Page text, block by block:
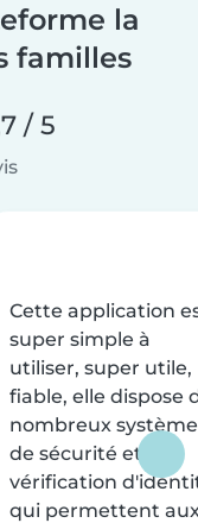
la
familles
/ 5
Cette application
super simple à
utiliser, super utile,
fiable, elle dispose
nombreux
de sécurité et de
vérification
qui permettent